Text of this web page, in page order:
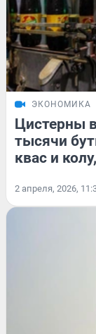
ЭКОНОМИКА
Цистерны
тысячи
квас и
2 апреля, 2026,